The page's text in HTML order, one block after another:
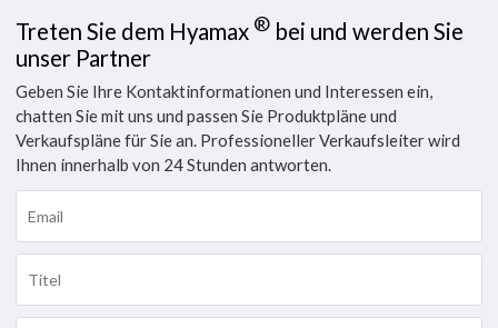
Treten Sie dem Hyamax ® bei und werden Sie
unser Partner
Geben Sie Ihre Kontaktinformationen und Interessen ein,
chatten Sie mit uns und passen Sie Produktpläne und
Verkaufspläne für Sie an. Professioneller Verkaufsleiter wird
Ihnen innerhalb von 24 Stunden antworten.